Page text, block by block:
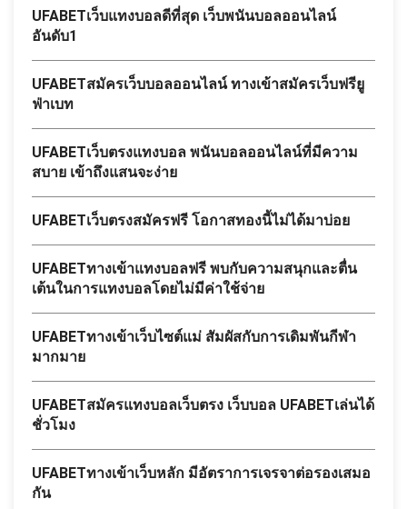
UFABETเว็บแทงบอลดีที่สุด เว็บพนันบอลออนไลน์
อันดับ1
UFABETสมัครเว็บบอลออนไลน์ ทางเข้าสมัครเว็บฟรียู
ฟ่าเบท
UFABETเว็บตรงแทงบอล พนันบอลออนไลน์ที่มีความ
สบาย เข้าถึงแสนจะง่าย
UFABETเว็บตรงสมัครฟรี โอกาสทองนี้ไม่ได้มาบ่อย
UFABETทางเข้าแทงบอลฟรี พบกับความสนุกและตื่น
เต้นในการแทงบอลโดยไม่มีค่าใช้จ่าย
UFABETทางเข้าเว็บไซต์แม่ สัมผัสกับการเดิมพันกีฬา
มากมาย
UFABETสมัครแทงบอลเว็บตรง เว็บบอล UFABETเล่นได้
ชั่วโมง
UFABETทางเข้าเว็บหลัก มีอัตราการเจรจาต่อรองเสมอ
กัน